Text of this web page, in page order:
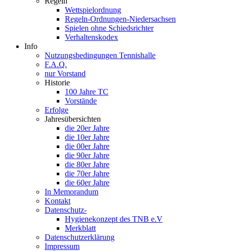
Wettspielordnung
Regeln-Ordnungen-Niedersachsen
Spielen ohne Schiedsrichter
Verhaltenskodex
Info
Nutzungsbedingungen Tennishalle
F.A.Q.
nur Vorstand
Historie
100 Jahre TC
Vorstände
Erfolge
Jahresübersichten
die 20er Jahre
die 10er Jahre
die 00er Jahre
die 90er Jahre
die 80er Jahre
die 70er Jahre
die 60er Jahre
In Memorandum
Kontakt
Datenschutz-
Hygienekonzept des TNB e.V
Merkblatt
Datenschutzerklärung
Impressum